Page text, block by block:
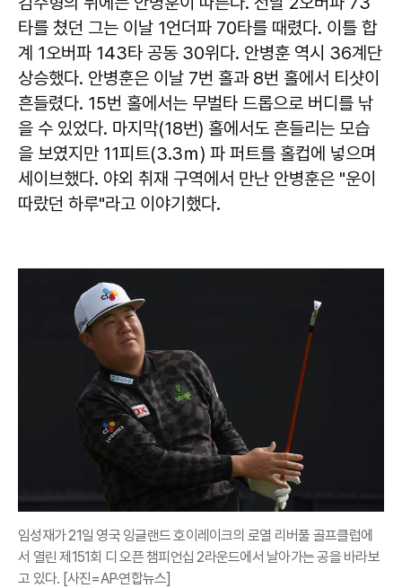
타를 쳤던 그는 이날 1언더파 70타를 때렸다. 이틀 합
계 1오버파 143타 공동 30위다. 안병훈 역시 36계단
상승했다. 안병훈은 이날 7번 홀과 8번 홀에서 티샷이
흔들렸다. 15번 홀에서는 무벌타 드롭으로 버디를 낚
을 수 있었다. 마지막(18번) 홀에서도 흔들리는 모습
을 보였지만 11피트(3.3ｍ) 파 퍼트를 홀컵에 넣으며
세이브했다. 야외 취재 구역에서 만난 안병훈은 "운이
따랐던 하루"라고 이야기했다.
임성재가 21일 영국 잉글랜드 호이레이크의 로열 리버풀 골프클럽에
서 열린 제151회 디 오픈 챔피언십 2라운드에서 날아가는 공을 바라보
고 있다. [사진=AP·연합뉴스]